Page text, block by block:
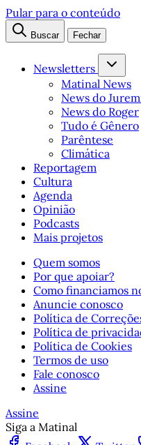
Pular para o conteúdo
Buscar Fechar
Newsletters
Matinal News
News do
News do Roger
Tudo é Gênero
Parêntese
Climática
Reportagem
Cultura
Agenda
Opinião
Podcasts
Mais projetos
Quem somos
Por que apoiar?
Como financiamos
Anuncie conosco
Política de
Política de
Política de Cookies
Termos de uso
Fale conosco
Assine
Assine
Siga a Matinal